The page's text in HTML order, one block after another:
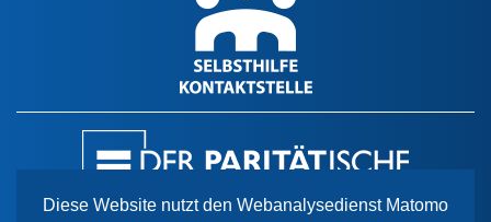
Diese Website nutzt den Webanalysedienst Matomo